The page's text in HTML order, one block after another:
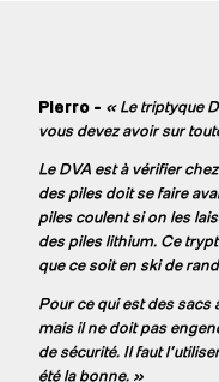
Pierro - « Le triptyque
vous devez avoir sur
Le DVA est à vérifier
des piles doit se faire
piles coulent si on les
des piles lithium. Ce
que ce soit en ski de
Pour ce qui est des sacs
mais il ne doit pas
de sécurité. Il faut
été la bonne. »